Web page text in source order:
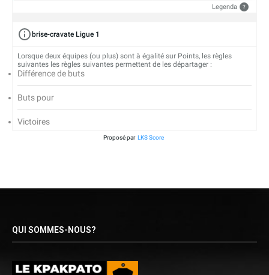
Legenda ?
brise-cravate Ligue 1
Lorsque deux équipes (ou plus) sont à égalité sur Points, les règles
suivantes les règles suivantes permettent de les départager :
Différence de buts
Buts pour
Victoires
Proposé par LKS Score
QUI SOMMES-NOUS?